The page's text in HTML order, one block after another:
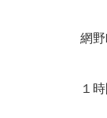
網
１